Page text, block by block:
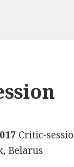
Critic-
Belarus